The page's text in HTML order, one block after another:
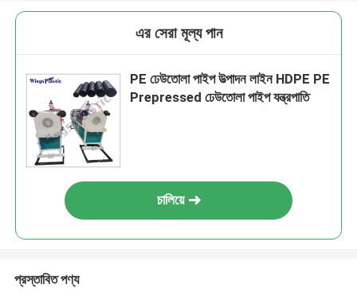
এর সেরা মূল্য পান
PE ঢেউতোলা পাইপ উত্পাদন লাইন HDPE PE
Prepressed ঢেউতোলা পাইপ যন্ত্রপাতি
চালিয়ে
প্রস্তাবিত পণ্য